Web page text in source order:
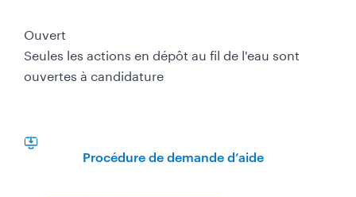
Ouvert
Seules les actions en dépôt au fil de l'eau sont
ouvertes à candidature
Procédure de demande d’aide